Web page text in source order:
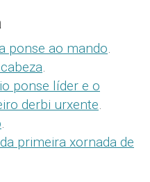
ponse ao mando.
.
ponse líder e o
derbi urxente.
.
primeira xornada de